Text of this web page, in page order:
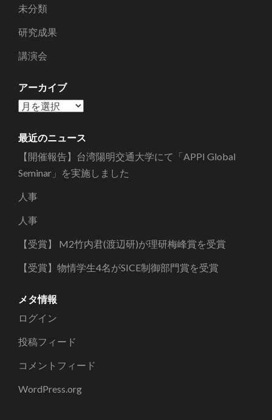
未分類
研究成果
講演会
アーカイブ
ア
カ
イ
ブ
最近のニュース
【開催報告】台湾陽明交通大学にて「APPI Global
Seminar」を実施しました
人事
人事
【受賞】 M2竹内君(渡辺研)が理研梅峰賞を受賞
【受賞】物情学生4名がSICE制御部門賞を受賞
メタ情報
ログイン
投稿フィード
コメントフィード
WordPress.org